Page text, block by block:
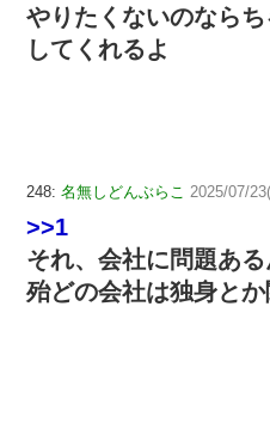
やりたくないのなら
してくれるよ
248: 名無しどんぶらこ 2025/07/
>>1
それ、会社に問題あ
殆どの会社は独身と